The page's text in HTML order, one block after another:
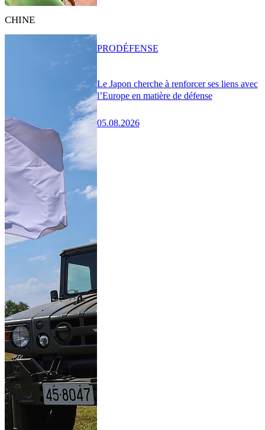
CHINE
Le Japon cherche à renforcer ses liens avec
l’Europe en matière de défense
05.08.2026
PRODÉFENSE